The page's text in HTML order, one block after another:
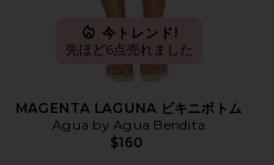
今トレンド!
先ほど6点売れました
MAGENTA LAGUNA ビキニボトム
Agua by Agua Bendita
$160